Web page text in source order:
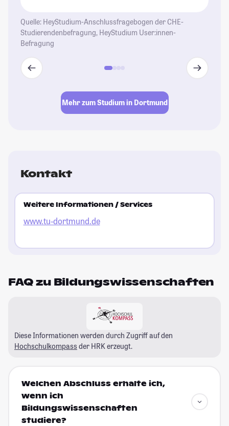
Quelle: HeyStudium-Anschlussfragebogen der CHE-
Studierendenbefragung, HeyStudium User:innen-
Befragung
Mehr zum Studium in Dortmund
Kontakt
Weitere Informationen / Services
www.tu-dortmund.de
FAQ zu Bildungswissenschaften
Diese Informationen werden durch Zugriff auf den
Hochschulkompass der HRK erzeugt.
Welchen Abschluss erhalte ich,
wenn ich
Bildungswissenschaften
studiere?